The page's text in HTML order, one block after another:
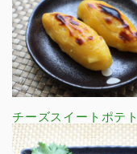
チーズスイートポテト